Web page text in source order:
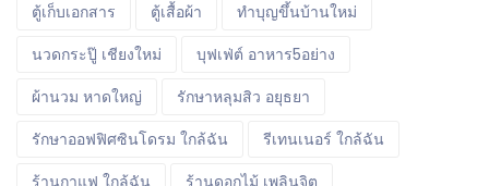
ตู้เก็บเอกสาร
ตู้เสื้อผ้า
ทำบุญขึ้นบ้านใหม่
นวดกระปู๊ เชียงใหม่
บุฟเฟ่ต์ อาหาร5อย่าง
ผ้านวม หาดใหญ่
รักษาหลุมสิว อยุธยา
รักษาออฟฟิศซินโดรม ใกล้ฉัน
รีเทนเนอร์ ใกล้ฉัน